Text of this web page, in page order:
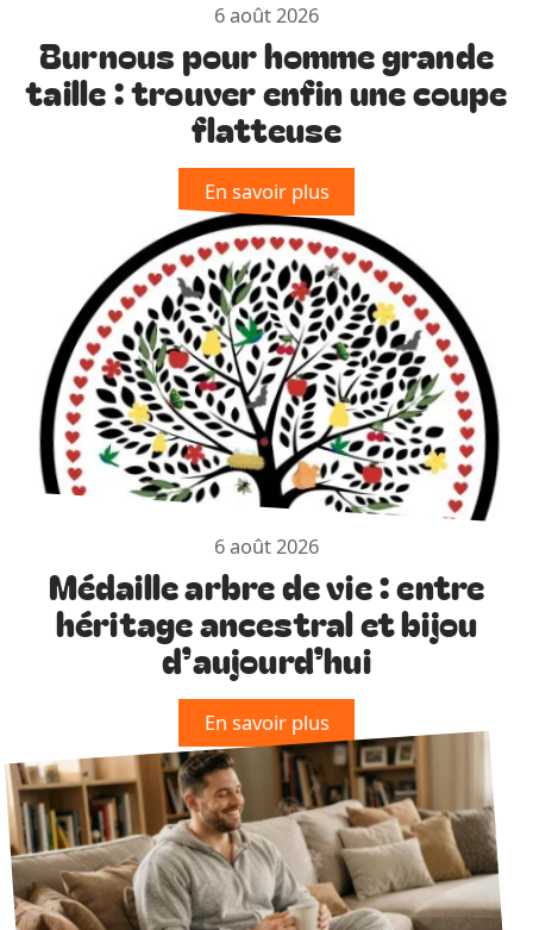
6 août 2026
Burnous pour homme grande
taille : trouver enfin une coupe
flatteuse
En savoir plus
6 août 2026
Médaille arbre de vie : entre
héritage ancestral et bijou
d’aujourd’hui
En savoir plus